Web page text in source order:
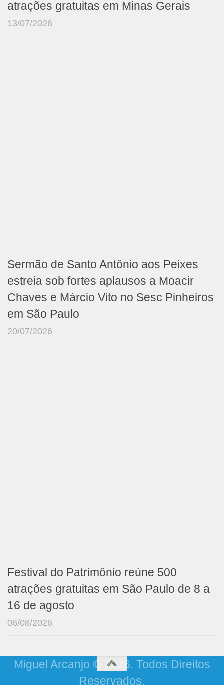
atrações gratuitas em Minas Gerais
13/07/2026
Sermão de Santo Antônio aos Peixes
estreia sob fortes aplausos a Moacir
Chaves e Márcio Vito no Sesc Pinheiros
em São Paulo
20/07/2026
Festival do Patrimônio reúne 500
atrações gratuitas em São Paulo de 8 a
16 de agosto
06/08/2026
Miguel Arcanjo © 2026. Todos Direitos
Reservados.